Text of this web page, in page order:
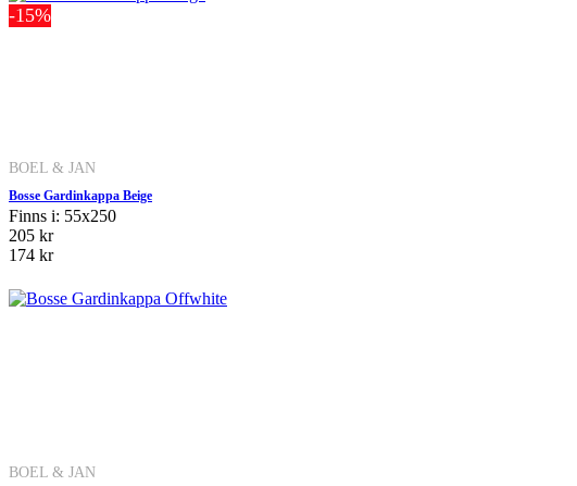
-15%
BOEL & JAN
Bosse Gardinkappa Beige
Finns i: 55x250
205 kr
174 kr
BOEL & JAN